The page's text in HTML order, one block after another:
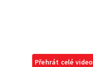
Přehrát celé video